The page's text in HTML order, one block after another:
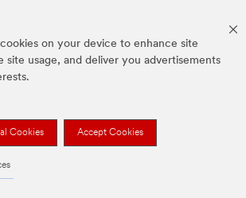
on your device to enhance site
site usage, and deliver you advertisements
Cookies Accept Cookies